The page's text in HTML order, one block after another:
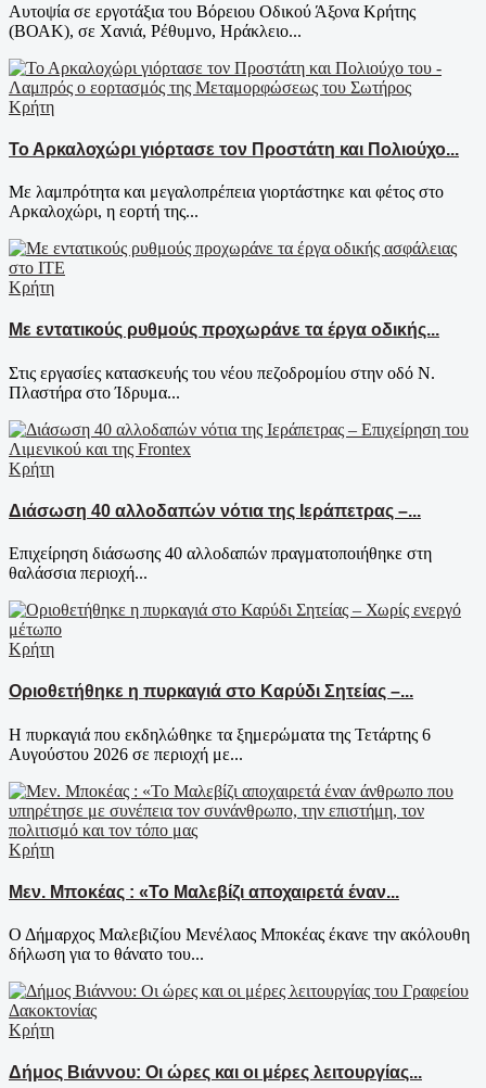
Αυτοψία σε εργοτάξια του Βόρειου Οδικού Άξονα Κρήτης
(ΒΟΑΚ), σε Χανιά, Ρέθυμνο, Ηράκλειο...
Κρήτη
Το Αρκαλοχώρι γιόρτασε τον Προστάτη και Πολιούχο...
Με λαμπρότητα και μεγαλοπρέπεια γιορτάστηκε και φέτος στο
Αρκαλοχώρι, η εορτή της...
Κρήτη
Με εντατικούς ρυθμούς προχωράνε τα έργα οδικής...
Στις εργασίες κατασκευής του νέου πεζοδρομίου στην οδό Ν.
Πλαστήρα στο Ίδρυμα...
Κρήτη
Διάσωση 40 αλλοδαπών νότια της Ιεράπετρας –...
Επιχείρηση διάσωσης 40 αλλοδαπών πραγματοποιήθηκε στη
θαλάσσια περιοχή...
Κρήτη
Οριοθετήθηκε η πυρκαγιά στο Καρύδι Σητείας –...
Η πυρκαγιά που εκδηλώθηκε τα ξημερώματα της Τετάρτης 6
Αυγούστου 2026 σε περιοχή με...
Κρήτη
Μεν. Μποκέας : «Το Μαλεβίζι αποχαιρετά έναν...
Ο Δήμαρχος Μαλεβιζίου Μενέλαος Μποκέας έκανε την ακόλουθη
δήλωση για το θάνατο του...
Κρήτη
Δήμος Βιάννου: Οι ώρες και οι μέρες λειτουργίας...